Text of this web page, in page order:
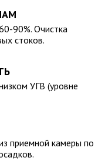
рассчитать объем
и
веществ.
перепадах
в зимний
исчисляется
в течение
нашей компанией –
изготовленные
стандартами,
нормативами.
90%. Очистка
стоков.
УГВ (уровне
приемной камеры по